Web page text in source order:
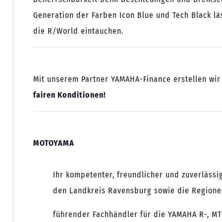
Generation der Farben Icon Blue und Tech Black
die R/World eintauchen.
Mit unserem Partner YAMAHA-Finance erstellen
fairen Konditionen!
MOTOYAMA
Ihr kompetenter, freundlicher und
den Landkreis Ravensburg sowie die
führender Fachhändler für die YAMAHA R-,